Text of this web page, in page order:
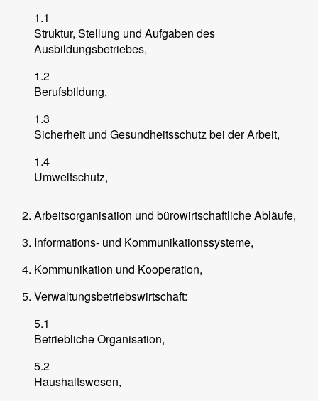
1.1
Struktur, Stellung und Aufgaben des
Ausbildungsbetriebes,
1.2
Berufsbildung,
1.3
Sicherheit und Gesundheitsschutz bei der Arbeit,
1.4
Umweltschutz,
Arbeitsorganisation und bürowirtschaftliche Abläufe,
Informations- und Kommunikationssysteme,
Kommunikation und Kooperation,
Verwaltungsbetriebswirtschaft:
5.1
Betriebliche Organisation,
5.2
Haushaltswesen,